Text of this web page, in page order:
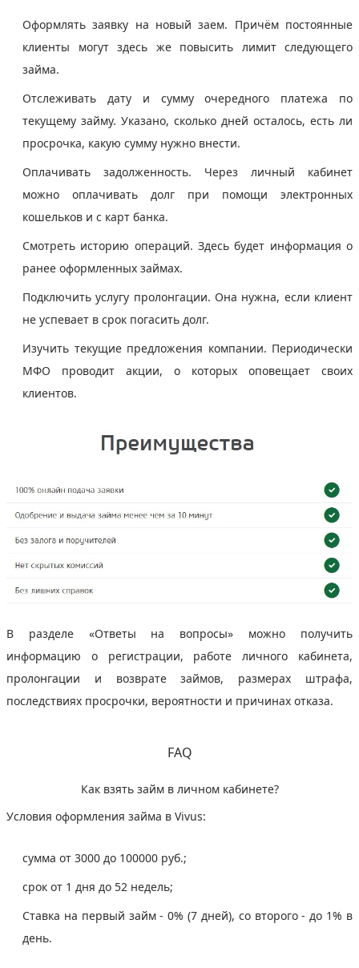
Оформлять заявку на новый заем. Причём постоянные
клиенты могут здесь же повысить лимит следующего
займа.
Отслеживать дату и сумму очередного платежа по
текущему займу. Указано, сколько дней осталось, есть ли
просрочка, какую сумму нужно внести.
Оплачивать задолженность. Через личный кабинет
можно оплачивать долг при помощи электронных
кошельков и с карт банка.
Смотреть историю операций. Здесь будет информация о
ранее оформленных займах.
Подключить услугу пролонгации. Она нужна, если клиент
не успевает в срок погасить долг.
Изучить текущие предложения компании. Периодически
МФО проводит акции, о которых оповещает своих
клиентов.
В разделе «Ответы на вопросы» можно получить
информацию о регистрации, работе личного кабинета,
пролонгации и возврате займов, размерах штрафа,
последствиях просрочки, вероятности и причинах отказа.
FAQ
Как взять займ в личном кабинете?
Условия оформления займа в Vivus:
сумма от 3000 до 100000 руб.;
срок от 1 дня до 52 недель;
Ставка на первый займ - 0% (7 дней), со второго - до 1% в
день.